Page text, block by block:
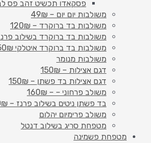
פסקאדו תכשיט זהב פס
משולבות יום יום – 49₪
משולבות בד ברוקרד – 120₪
משולבות בד ברוקרד בשילוב פרנז
משולבות בד ברוקרד איטלקי 150₪
משולבות מנומר
דגם אצילות – 150₪
דגם אצילות בד פשתן – 150₪
משולב פרחוני – – 160₪
בד פשתן ניטים בשילוב פרנז – 100₪
משולב פרימיום יהלום
מטפחת סריג בשילוב דנטל
מטפחת פשמינה